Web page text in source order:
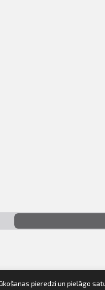
pieredzi un pielāgo